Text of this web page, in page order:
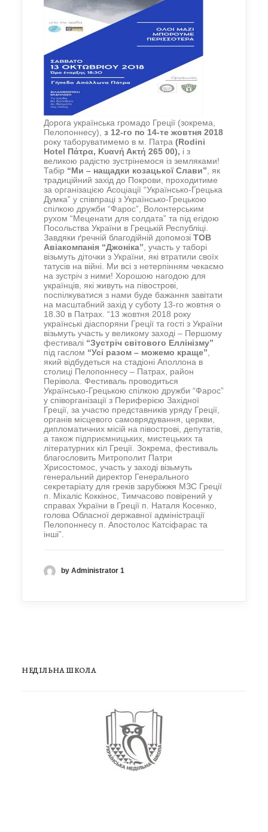
Дорога українська громадо Греції (зокрема,
Пелопоннесу), з 12-го по 14-те жовтня 2018
року таборуватимемо в м. Патра (Rodini
Hotel Πάτρα, Κυανή Ακτή 265 00), і з
великою радістю зустрінемося із земляками!
Табір “Ми – нащадки козацької Слави”, як
традиційний захід до Покрови, проходитиме
за організацією Асоціації “Українсько-Грецька
Думка” у співпраці з Українсько-Грецькою
спілкою дружби “Фарос”, Волонтерським
рухом “Меценати для солдата” та під егідою
Посольства України в Грецькій Республіці.
Завдяки ґречній благодійній допомозі ТОВ
Авіакомпанія “Джоніка”, участь у таборі
візьмуть діточки з України, які втратили своїх
татусів на війні. Ми всі з нетерпінням чекаємо
на зустріч з ними! Хорошою нагодою для
українців, які живуть на півострові,
поспілкуватися з нами буде бажання завітати
на масштабний захід у суботу 13-го жовтня о
18.30 в Патрах. “13 жовтня 2018 року
українські діаспоряни Греції та гості з України
візьмуть участь у великому заході – Першому
фестивалі “Зустріч світового Еллінізму”
під гаслом “Усі разом – можемо краще”,
який відбудеться на стадіоні Аполлона в
столиці Пелопоннесу – Патрах, район
Перівола. Фестиваль проводиться
Українсько-Грецькою спілкою дружби “Фарос”
у співорганізації з Периферією Західної
Греції, за участю представників уряду Греції,
органів місцевого самоврядування, церкви,
дипломатичних місій на півострові, депутатів,
а також підприємницьких, мистецьких та
літературних кіл Греції. Зокрема, фестиваль
благословить Митрополит Патри
Хрисостомос, участь у заході візьмуть
генеральний директор Генерального
секретаріату для греків зарубіжжя МЗС Греції
п. Міхаліс Коккінос, Тимчасово повірений у
справах України в Греції п. Наталя Косенко,
голова Обласної державної адміністрації
Пелопоннесу п. Апостолос Катсіфарас та
інші”.
by Administrator 1
НЕДІЛЬНА ШКОЛА